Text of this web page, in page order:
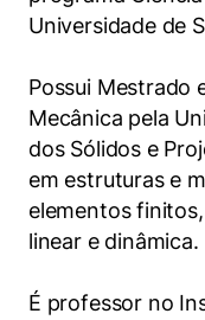
Políticas Públicas
Tecnologia e Dados
Universidade de
Possui Mestrado
Mecânica pela
dos Sólidos e
em estruturas e
elementos
linear e dinâmica.
É professor no